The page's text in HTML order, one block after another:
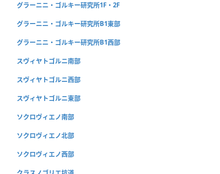
グラーニニ・ゴルキー研究所1F・2F
グラーニニ・ゴルキー研究所B1東部
グラーニニ・ゴルキー研究所B1西部
スヴィヤトゴルニ南部
スヴィヤトゴルニ西部
スヴィヤトゴルニ東部
ソクロヴィエノ南部
ソクロヴィエノ北部
ソクロヴィエノ西部